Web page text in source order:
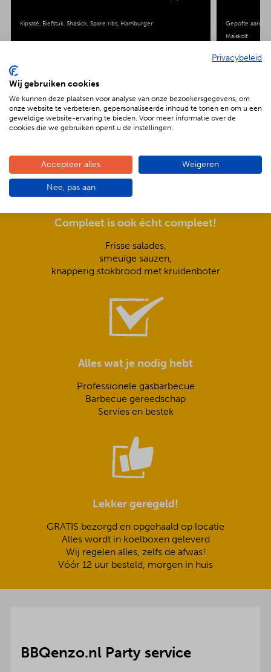
Kipsaté Biefstuk Shaslick Spare ribs Hamburger
Gepofte
Maiskolf
De voordelen van BBQenzo.nl
Compleet is ook écht compleet!
Frisse salades,
smeuïge sauzen,
knapperig stokbrood met kruidenboter
Alles wat je nodig hebt
Professionele gasbarbecue
Barbecue gereedschap
Servies en bestek
Lekker geregeld!
GRATIS bezorgd en opgehaald op locatie
Alles wordt in koelboxen geleverd
Wij regelen alles, zelfs de afwas!
Vóór 12 uur besteld, morgen in huis
BBQenzo.nl Party service
Privacybeleid
Wij gebruiken cookies
We kunnen deze plaatsen voor analyse van onze bezoekersgegevens, om
onze website te verbeteren, gepersonaliseerde inhoud te tonen en om u een
geweldige website-ervaring te bieden. Voor meer informatie over de
cookies die we gebruiken opent u de instellingen.
Accepteer alles Weigeren
Nee, pas aan